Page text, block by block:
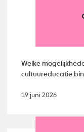
Welke
cultuureducatie
19 juni 2026